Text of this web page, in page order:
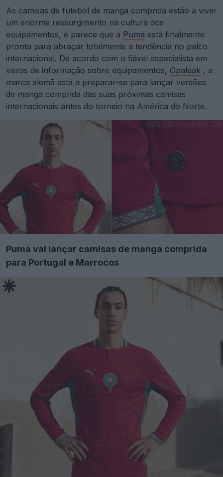
As camisas de futebol de manga comprida estão a viver
um enorme ressurgimento na cultura dos
equipamentos, e parece que a Puma está finalmente
pronta para abraçar totalmente a tendência no palco
internacional. De acordo com o fiável especialista em
vazas de informação sobre equipamentos, Opaleak , a
marca alemã está a preparar-se para lançar versões
de manga comprida das suas próximas camisas
internacionais antes do torneio na América do Norte.
Puma vai lançar camisas de manga comprida
para Portugal e Marrocos